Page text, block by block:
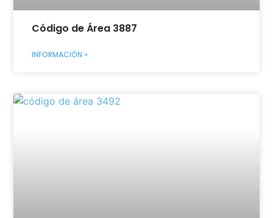
Código de Área 3887
INFORMACIÓN »